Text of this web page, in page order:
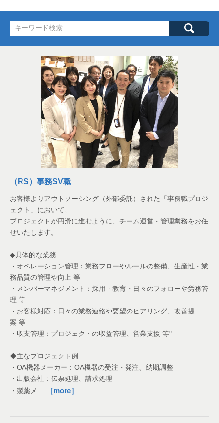
（RS）事務SV職
お客様よりアウトソーシング（外部委託）された「事務職プロジ
ェクト」において、
プロジェクトが円滑に進むように、チーム運営・管理業務をお任
せいたします。
◆具体的な業務
・オペレーション管理：業務フローやルールの整備、生産性・業
務品質の管理や向上 等
・メンバーマネジメント：採用・教育・日々のフォローや労務管
理 等
・お客様対応：日々の業務連絡や要望のヒアリング、改善提
案 等
・収支管理：プロジェクトの収益管理、営業支援 等"
◆主なプロジェクト例
・OA機器メーカー：OA機器の受注・発注、納期調整
・出版会社：伝票処理、請求処理
・製薬メ…
［more］